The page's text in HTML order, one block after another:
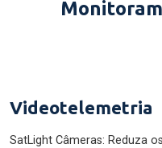
Videotelemetria
SatLight Câmeras: Reduza